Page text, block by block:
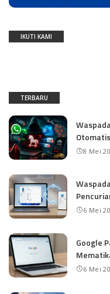
IKUTI KAMI
TERBARU
8 Mei
6 Mei
Google
6 Mei